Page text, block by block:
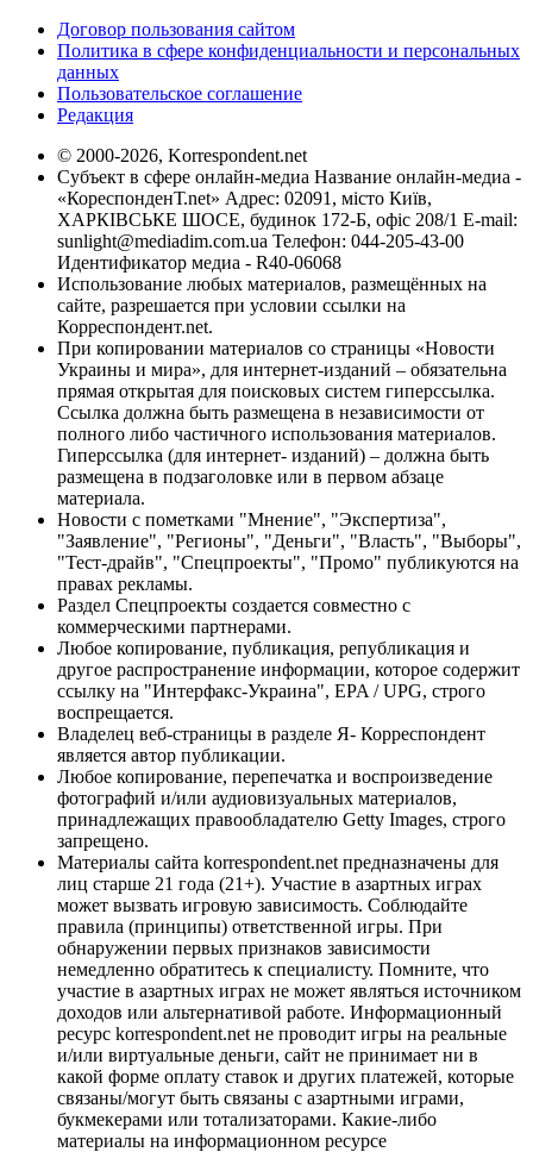
Договор пользования сайтом
Политика в сфере конфиденциальности и персональных
данных
Пользовательское соглашение
Редакция
© 2000-2026, Korrespondent.net
Субъект в сфере онлайн-медиа Название онлайн-медиа -
«КореспонденТ.net» Адрес: 02091, місто Київ,
ХАРКІВСЬКЕ ШОСЕ, будинок 172-Б, офіс 208/1 E-mail:
sunlight@mediadim.com.ua Телефон: 044-205-43-00
Идентификатор медиа - R40-06068
Использование любых материалов, размещённых на
сайте, разрешается при условии ссылки на
Корреспондент.net.
При копировании материалов со страницы «Новости
Украины и мира», для интернет-изданий – обязательна
прямая открытая для поисковых систем гиперссылка.
Ссылка должна быть размещена в независимости от
полного либо частичного использования материалов.
Гиперссылка (для интернет- изданий) – должна быть
размещена в подзаголовке или в первом абзаце
материала.
Новости с пометками "Мнение", "Экспертиза",
"Заявление", "Регионы", "Деньги", "Власть", "Выборы",
"Тест-драйв", "Спецпроекты", "Промо" публикуются на
правах рекламы.
Раздел Спецпроекты создается совместно с
коммерческими партнерами.
Любое копирование, публикация, републикация и
другое распространение информации, которое содержит
ссылку на "Интерфакс-Украина", EPA / UPG, строго
воспрещается.
Владелец веб-страницы в разделе Я- Корреспондент
является автор публикации.
Любое копирование, перепечатка и воспроизведение
фотографий и/или аудиовизуальных материалов,
принадлежащих правообладателю Getty Images, строго
запрещено.
Материалы сайта korrespondent.net предназначены для
лиц старше 21 года (21+). Участие в азартных играх
может вызвать игровую зависимость. Соблюдайте
правила (принципы) ответственной игры. При
обнаружении первых признаков зависимости
немедленно обратитесь к специалисту. Помните, что
участие в азартных играх не может являться источником
доходов или альтернативой работе. Информационный
ресурс korrespondent.net не проводит игры на реальные
и/или виртуальные деньги, сайт не принимает ни в
какой форме оплату ставок и других платежей, которые
связаны/могут быть связаны с азартными играми,
букмекерами или тотализаторами. Какие-либо
материалы на информационном ресурсе